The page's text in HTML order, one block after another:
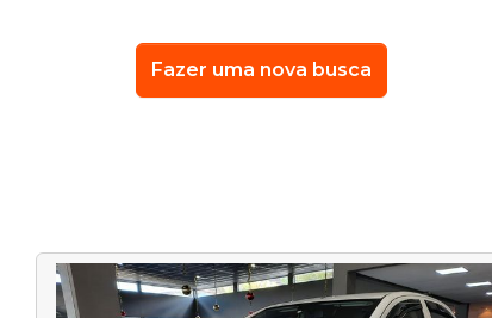
Fazer uma nova busca